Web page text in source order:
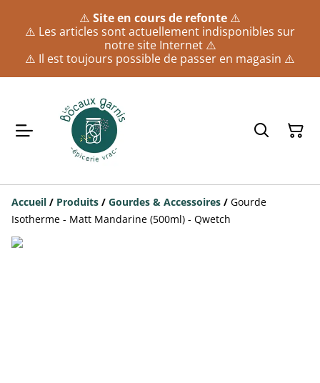
⚠️ Site en cours de refonte ⚠️
⚠️ Les articles sont actuellement indisponibles sur
notre site Internet ⚠️
⚠️ Il est toujours possible de passer en magasin ⚠️
Accueil / Produits / Gourdes & Accessoires / Gourde
Isotherme - Matt Mandarine (500ml) - Qwetch